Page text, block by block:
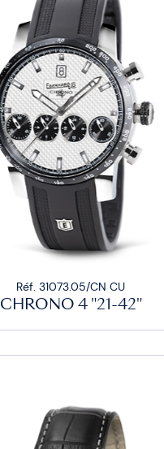
Réf. 31073.05/CN CU
CHRONO 4 "21-42"